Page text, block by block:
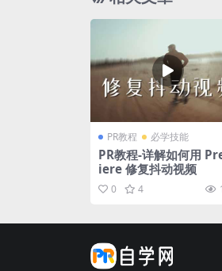
PR教程 必学技能
PR教程-详解如何用
iere 修复抖动视频
0 4